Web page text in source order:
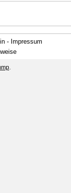
- Impressum
.